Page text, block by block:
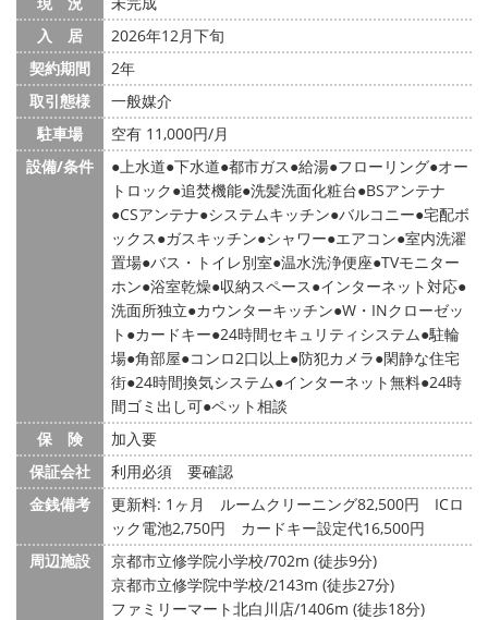
入 居
2026年12月下旬
契約期間
2年
取引態様
一般媒介
駐車場
空有 11,000円/月
設備/条件
上水道 下水道 都市ガス 給湯 フローリング オー
トロック 追焚機能 洗髪洗面化粧台 BSアンテナ
CSアンテナ システムキッチン バルコニー 宅配ボ
ックス ガスキッチン シャワー エアコン 室内洗濯
置場 バス・トイレ別室 温水洗浄便座 TVモニター
ホン 浴室乾燥 収納スペース インターネット対応
洗面所独立 カウンターキッチン W・INクローゼッ
ト
カードキー 24時間セキュリティシステム 駐輪
場 角部屋 コンロ2口以上 防犯カメラ 閑静な住宅
街 24時間換気システム インターネット無料 24時
間ゴミ出し可 ペット相談
保 険
加入要
保証会社
利用必須 要確認
金銭備考
更新料: 1ヶ月
ルームクリーニング82,500円 ICロ
ック電池2,750円 カードキー設定代16,500円
周辺施設
京都市立修学院小学校/702m (徒歩9分)
京都市立修学院中学校/2143m (徒歩27分)
ファミリーマート北白川店/1406m (徒歩18分)